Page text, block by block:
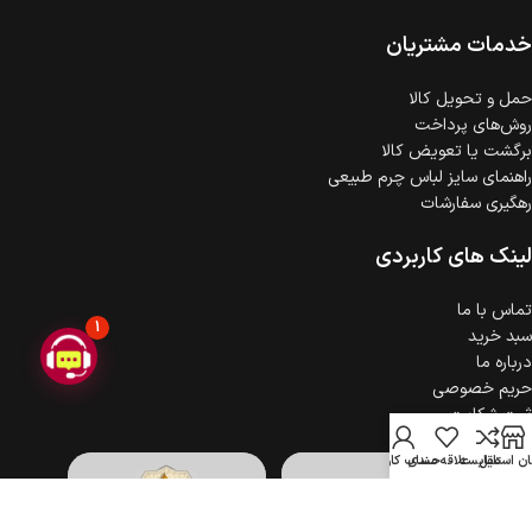
گارانتی معتبر برای تمامی محصولات ارائه می‌شود.خدمات مشتریان
حمل‌ و تحویل کالا
روش‌های پرداخت
برگشت یا تعویض کالا
راهنمای سایز لباس چرم طبیعی
رهگیری سفارشات
لینک های کاربردی
تماس با ما
سبد خرید
درباره ما
حریم خصوصی
ثبت شکایت
استایلمقایسهعلاقه مندی
حساب کاربری
1